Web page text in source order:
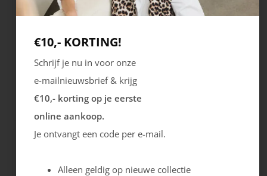
Ecco
€10,- KORTING!
Schrijf je nu in voor onze
e-mailnieuwsbrief & krijg
€10,- korting op je eerste
online aankoop.
Je ontvangt een code per e-mail.
Alleen geldig op nieuwe collectie